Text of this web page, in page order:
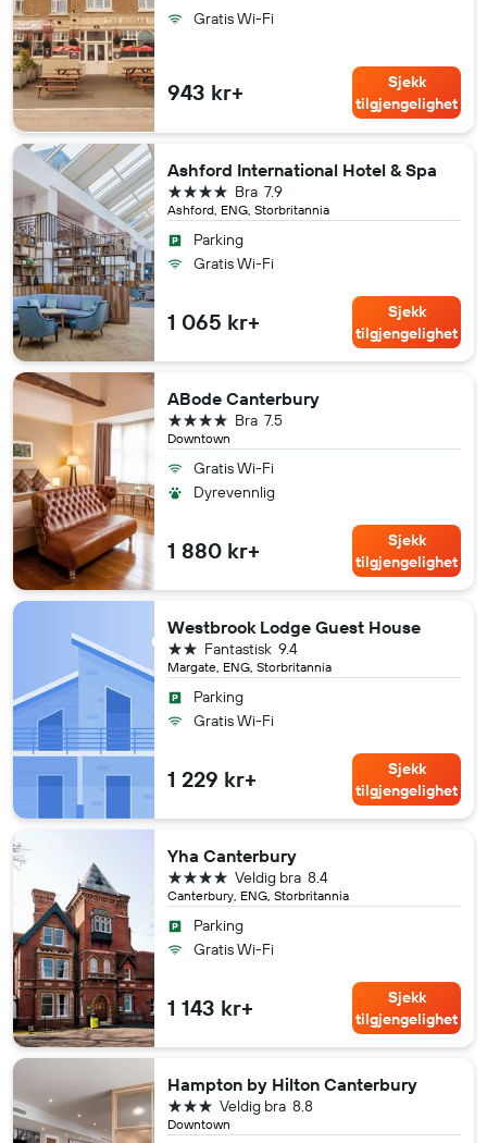
Gratis Wi-Fi
943 kr+
Sjekk
tilgjengelighet
Ashford International Hotel & Spa
Ashford, ENG, Storbritannia
7.9
Bra
4 stjerner
Parking
Gratis Wi-Fi
1 065 kr+
Sjekk
tilgjengelighet
ABode Canterbury
Downtown
7.5
Bra
4 stjerner
Gratis Wi-Fi
Dyrevennlig
1 880 kr+
Sjekk
tilgjengelighet
Westbrook Lodge Guest House
Margate, ENG, Storbritannia
9.4
Fantastisk
2 stjerner
Parking
Gratis Wi-Fi
1 229 kr+
Sjekk
tilgjengelighet
Yha Canterbury
Canterbury, ENG, Storbritannia
8.4
Veldig bra
4 stjerner
Parking
Gratis Wi-Fi
1 143 kr+
Sjekk
tilgjengelighet
Hampton by Hilton Canterbury
Downtown
8.8
Veldig bra
3 stjerner